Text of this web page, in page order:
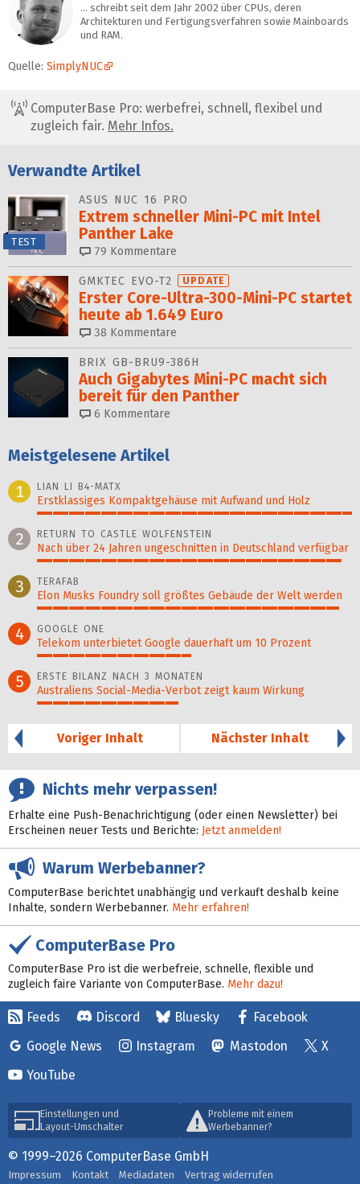
… schreibt seit dem Jahr 2002 über CPUs, deren
Architekturen und Fertigungsverfahren sowie Mainboards
und RAM.
Quelle: SimplyNUC
ComputerBase Pro: werbefrei, schnell, flexibel und
zugleich fair. Mehr Infos.
Verwandte Artikel
TEST
ASUS NUC 16 PRO
Extrem schneller Mini-PC mit Intel
Panther Lake
79 Kommentare
GMKTEC EVO-T2 UPDATE
Erster Core-Ultra-300-Mini-PC startet
heute ab 1.649 Euro
38 Kommentare
BRIX GB-BRU9-386H
Auch Gigabytes Mini-PC macht sich
bereit für den Panther
6 Kommentare
Meistgelesene Artikel
1
LIAN LI B4-MATX
Erstklassiges Kompaktgehäuse mit Aufwand und Holz
100%
2 RETURN TO CASTLE WOLFENSTEIN
Nach über 24 Jahren ungeschnitten in Deutschland verfügbar
97%
3 TERAFAB
Elon Musks Foundry soll größ­tes Gebäude der Welt werden
96%
4 GOOGLE ONE
Telekom unterbietet Google dauerhaft um 10 Prozent
49%
5 ERSTE BILANZ NACH 3 MONATEN
Australiens Social-Media-Verbot zeigt kaum Wirkung
45%
Voriger Inhalt
Nächster Inhalt
Nichts mehr verpassen!
Erhalte eine Push-Benachrichtigung (oder einen Newsletter) bei
Erscheinen neuer Tests und Berichte: Jetzt anmelden!
Warum Werbebanner?
ComputerBase berichtet unabhängig und verkauft deshalb keine
Inhalte, sondern Werbebanner. Mehr erfahren!
ComputerBase Pro
ComputerBase Pro ist die werbefreie, schnelle, flexible und
zugleich faire Variante von ComputerBase. Mehr dazu!
Feeds Discord Bluesky
Facebook
Google News
Instagram Mastodon
X
YouTube
Einstellungen und
Layout-Umschalter
Probleme mit einem
Werbebanner?
© 1999–2026 ComputerBase GmbH
Impressum Kontakt Mediadaten Vertrag widerrufen